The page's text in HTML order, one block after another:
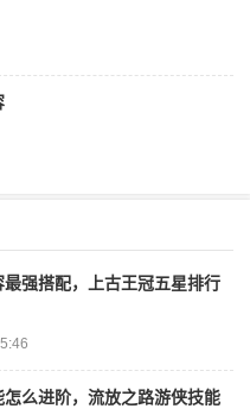
强搭配，上古王冠五星排行
么进阶，流放之路游侠技能